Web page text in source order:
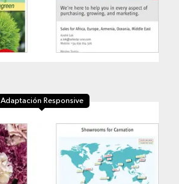
Adaptación Responsive